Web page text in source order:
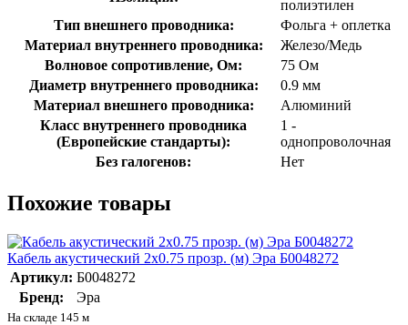
полиэтилен
Тип внешнего проводника:
Фольга + оплетка
Материал внутреннего проводника:
Железо/Медь
Волновое сопротивление, Ом:
75 Ом
Диаметр внутреннего проводника:
0.9 мм
Материал внешнего проводника:
Алюминий
Класс внутреннего проводника
(Европейские стандарты):
1 -
однопроволочная
Без галогенов:
Нет
Похожие товары
Кабель акустический 2х0.75 прозр. (м) Эра Б0048272
Артикул: Б0048272
Бренд:
Эра
На складе 145 м